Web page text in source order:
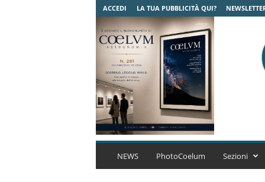
ACCEDI LA TUA PUBBLICITÀ QUI?
C
NEWS PhotoCoelum Sezioni